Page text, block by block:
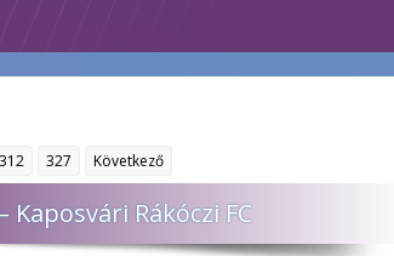
312 327 Következő
Rákóczi FC